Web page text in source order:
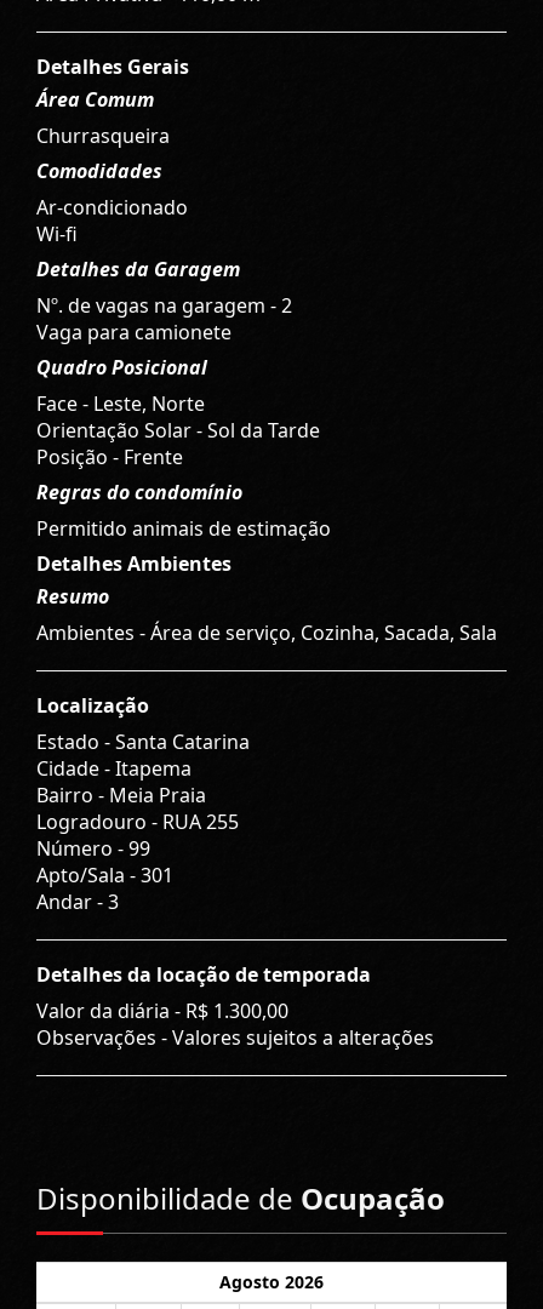
Detalhes Gerais
Área Comum
Churrasqueira
Comodidades
Ar-condicionado
Wi-fi
Detalhes da Garagem
Nº. de vagas na garagem - 2
Vaga para camionete
Quadro Posicional
Face - Leste, Norte
Orientação Solar - Sol da Tarde
Posição - Frente
Regras do condomínio
Permitido animais de estimação
Detalhes Ambientes
Resumo
Ambientes - Área de serviço, Cozinha, Sacada, Sala
Localização
Estado -Santa Catarina
Cidade -Itapema
Bairro - Meia Praia
Logradouro - RUA 255
Número -99
Apto/Sala -301
Andar -3
Detalhes da locação de temporada
Valor da diária - R$ 1.300,00
Observações - Valores sujeitos a alterações
Disponibilidade de Ocupação
Agosto 2026